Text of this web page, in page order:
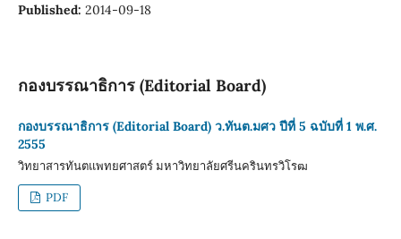
Published: 2014-09-18
กองบรรณาธิการ (Editorial Board)
กองบรรณาธิการ (Editorial Board) ว.ทันต.มศว ปีที่ 5 ฉบับที่ 1 พ.ศ.
2555
วิทยาสารทันตแพทยศาสตร์ มหาวิทยาลัยศรีนครินทรวิโรฒ
PDF